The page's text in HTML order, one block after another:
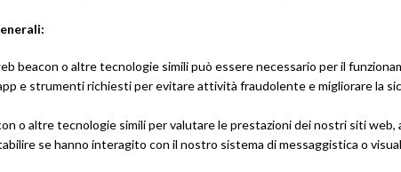
beacon o altre tecnologie simili può essere necessario per il
e strumenti richiesti per evitare attività fraudolente e migliorare la
o altre tecnologie simili per valutare le prestazioni dei nostri siti
se hanno interagito con il nostro sistema di messaggistica o